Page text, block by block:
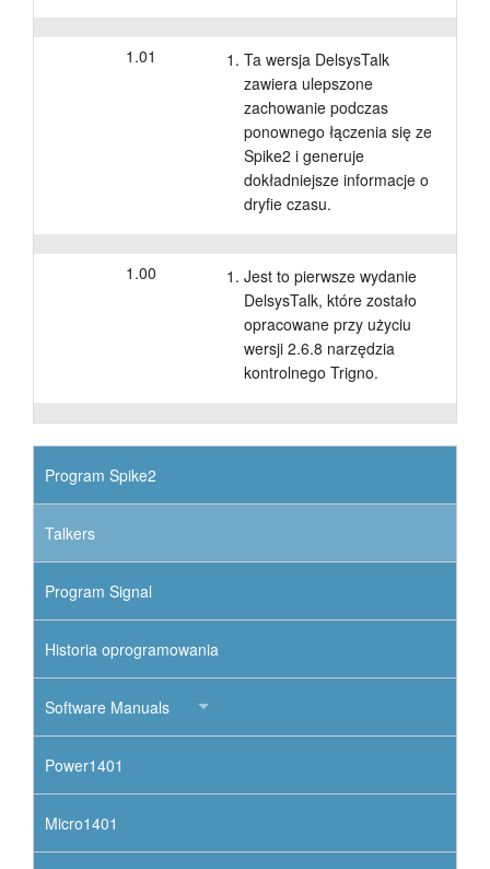
1.01
Ta wersja DelsysTalk
zawiera ulepszone
zachowanie podczas
ponownego łączenia się ze
Spike2 i generuje
dokładniejsze informacje o
dryfie czasu.
1.00
Jest to pierwsze wydanie
DelsysTalk, które zostało
opracowane przy użyciu
wersji 2.6.8 narzędzia
kontrolnego Trigno.
Program Spike2
Talkers
Program Signal
Historia oprogramowania
Software Manuals
Power1401
Micro1401